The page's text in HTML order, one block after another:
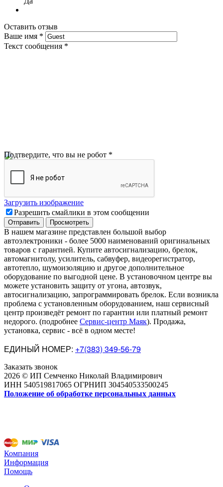
Оставить отзыв
Ваше имя *
Текст сообщения *
Подтвердите, что вы не робот *
Загрузить изображение
Разрешить смайлики в этом сообщении
В нашем магазине представлен большой выбор
автоэлектроники - более 5000 наименований оригинальных
товаров с гарантией. Купите автосигнализацию, брелок,
автомагнитолу, усилитель, сабвуфер, видеорегистратор,
автотепло, шумоизоляцию и другое дополнительное
оборудование по выгодной цене. В установочном центре вы
можете установить защиту от угона, автозвук,
автосигнализацию, запрограммировать брелок. Если возникла
проблема с установленным оборудованием, наш сервисный
центр произведёт ремонт по гарантии или платный ремонт
недорого. (подробнее Сервис-центр Маяк). Продажа,
установка, сервис - всё в одном месте!
ЕДИНЫЙ НОМЕР: +7(383) 349-56-79
Заказать звонок
2026 © ИП Семченко Николай Владимирович
ИНН 540519817065 ОГРНИП 304540533500245
Положение об обработке персональных данных
Компания
Информация
Помощь